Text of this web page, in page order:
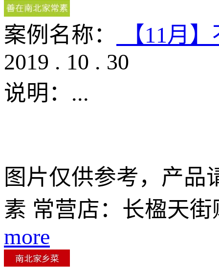
案例名称：
【11月
2019 . 10 . 30
说明： ...
图片仅供参考，产品
素 常营店：长楹天
more